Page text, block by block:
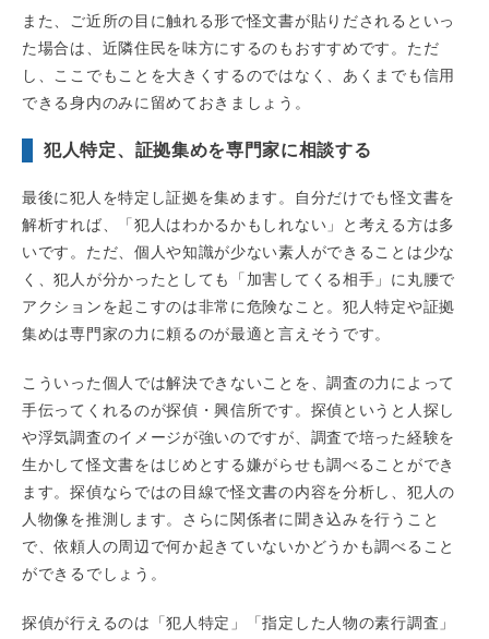
また、ご近所の目に触れる形で怪文書が貼りだされるといっ
た場合は、近隣住民を味方にするのもおすすめです。ただ
し、ここでもことを大きくするのではなく、あくまでも信用
できる身内のみに留めておきましょう。
犯人特定、証拠集めを専門家に相談する
最後に犯人を特定し証拠を集めます。自分だけでも怪文書を
解析すれば、「犯人はわかるかもしれない」と考える方は多
いです。ただ、個人や知識が少ない素人ができることは少な
く、犯人が分かったとしても「加害してくる相手」に丸腰で
アクションを起こすのは非常に危険なこと。犯人特定や証拠
集めは専門家の力に頼るのが最適と言えそうです。
こういった個人では解決できないことを、調査の力によって
手伝ってくれるのが探偵・興信所です。探偵というと人探し
や浮気調査のイメージが強いのですが、調査で培った経験を
生かして怪文書をはじめとする嫌がらせも調べることができ
ます。探偵ならではの目線で怪文書の内容を分析し、犯人の
人物像を推測します。さらに関係者に聞き込みを行うこと
で、依頼人の周辺で何か起きていないかどうかも調べること
ができるでしょう。
探偵が行えるのは「犯人特定」「指定した人物の素行調査」